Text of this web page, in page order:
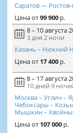
Саратов —
Ценаот99 900р.
8 – 10 августа
3 дня 2 ночи
Казань – Нижний
Ценаот 17 400р.
8 – 17 августа
10 дней 9
Москва – Углич –
Чебоксары –
Мышкин –
Ценаот 107 000р.